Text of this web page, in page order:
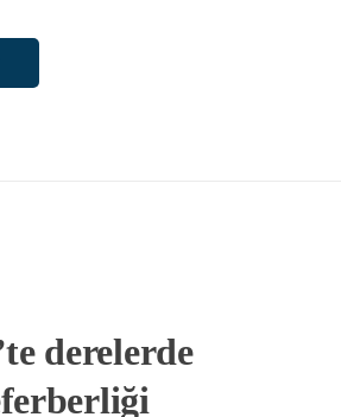
derelerde